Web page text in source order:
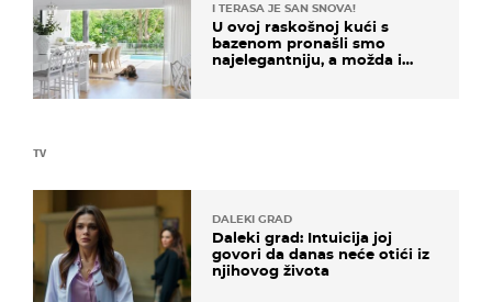
TV
DALEKI GRAD
Daleki grad: Intuicija joj
govori da danas neće otići iz
njihovog života
I TERASA JE SAN SNOVA!
U ovoj raskošnoj kući s
bazenom pronašli smo
najelegantniju, a možda i